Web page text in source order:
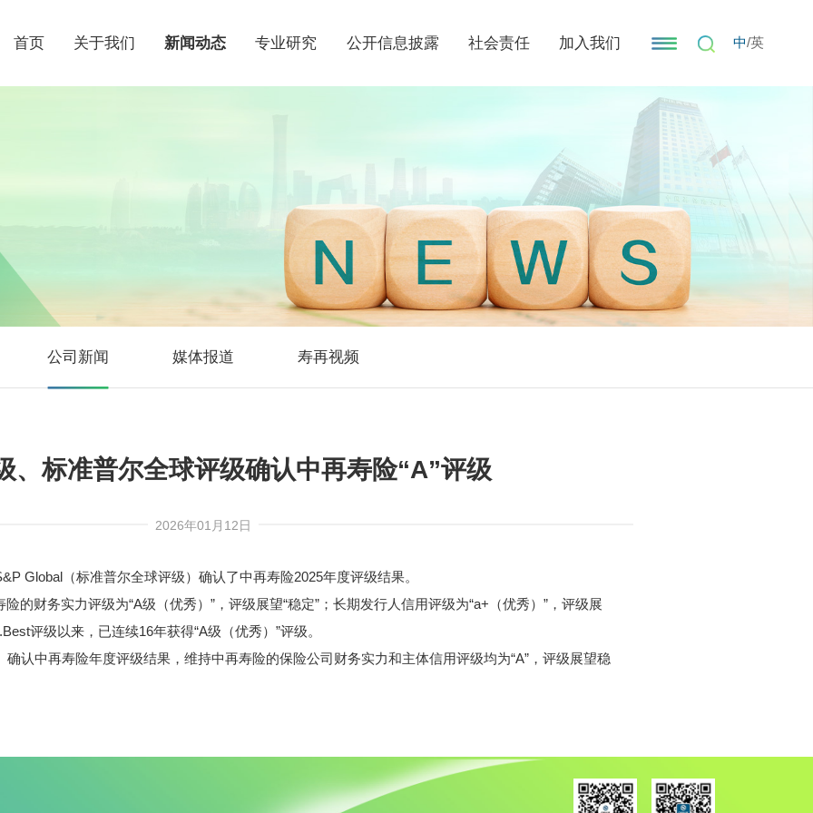
中/英
首页 关于我们 新闻动态 专业研究 公开信息披露 社会责任 加入我们
公司新闻 媒体报道 寿再视频
、标准普尔全球评级确认中再寿险“A”评级
2026年01月12日
Global（标准普尔全球评级）确认了中再寿险2025年度评级结果。
险的财务实力评级为“A级（优秀）”，评级展望“稳定”；长期发行人信用评级为“a+（优秀）”，评级展
评级以来，已连续16年获得“A级（优秀）”评级。
确认中再寿险年度评级结果，维持中再寿险的保险公司财务实力和主体信用评级均为“A”，评级展望稳